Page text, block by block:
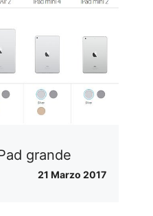
grande
21 Marzo 2017